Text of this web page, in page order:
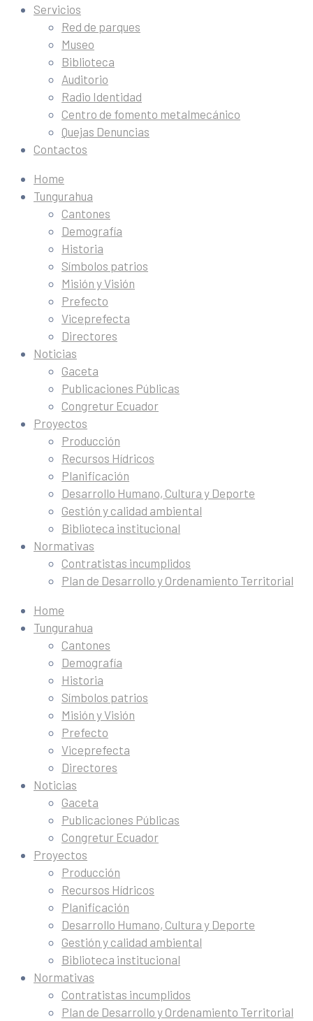
Servicios
Red de parques
Museo
Biblioteca
Auditorio
Radio Identidad
Centro de fomento metalmecánico
Quejas Denuncias
Contactos
Home
Tungurahua
Cantones
Demografía
Historia
Símbolos patrios
Misión y Visión
Prefecto
Viceprefecta
Directores
Noticias
Gaceta
Publicaciones Públicas
Congretur Ecuador
Proyectos
Producción
Recursos Hídricos
Planificación
Desarrollo Humano, Cultura y Deporte
Gestión y calidad ambiental
Biblioteca institucional
Normativas
Contratistas incumplidos
Plan de Desarrollo y Ordenamiento Territorial
Home
Tungurahua
Cantones
Demografía
Historia
Símbolos patrios
Misión y Visión
Prefecto
Viceprefecta
Directores
Noticias
Gaceta
Publicaciones Públicas
Congretur Ecuador
Proyectos
Producción
Recursos Hídricos
Planificación
Desarrollo Humano, Cultura y Deporte
Gestión y calidad ambiental
Biblioteca institucional
Normativas
Contratistas incumplidos
Plan de Desarrollo y Ordenamiento Territorial